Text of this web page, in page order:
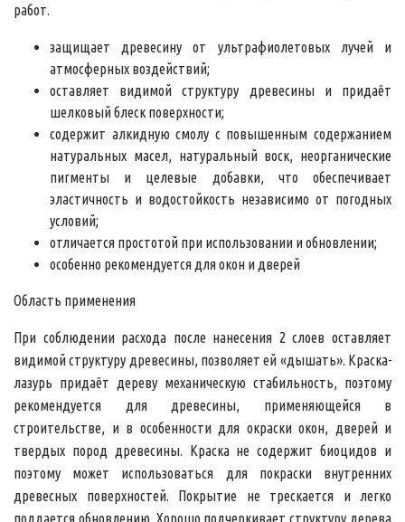
работ.
защищает древесину от ультрафиолетовых лучей и
атмосферных воздействий;
оставляет видимой структуру древесины и придаёт
шелковый блеск поверхности;
содержит алкидную смолу с повышенным содержанием
натуральных масел, натуральный воск, неорганические
пигменты и целевые добавки, что обеспечивает
эластичность и водостойкость независимо от погодных
условий;
отличается простотой при использовании и обновлении;
особенно рекомендуется для окон и дверей
Область применения
При соблюдении расхода после нанесения 2 слоев оставляет
видимой структуру древесины, позволяет ей «дышать». Краска-
лазурь придаёт дереву механическую стабильность, поэтому
рекомендуется для древесины, применяющейся в
строительстве, и в особенности для окраски окон, дверей и
твердых пород древесины. Краска не содержит биоцидов и
поэтому может использоваться для покраски внутренних
древесных поверхностей. Покрытие не трескается и легко
поддается обновлению. Хорошо подчеркивает структуру дерева